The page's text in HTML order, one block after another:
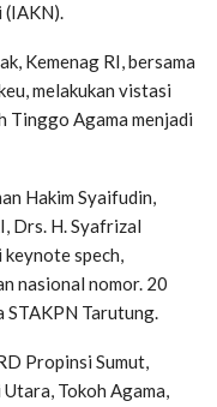
(IAKN).
Kemenag RI, bersama
melakukan vistasi
Tinggo Agama menjadi
Hakim Syaifudin,
Drs. H. Syafrizal
spech,
nasional nomor. 20
STAKPN Tarutung.
Propinsi Sumut,
Tokoh Agama,